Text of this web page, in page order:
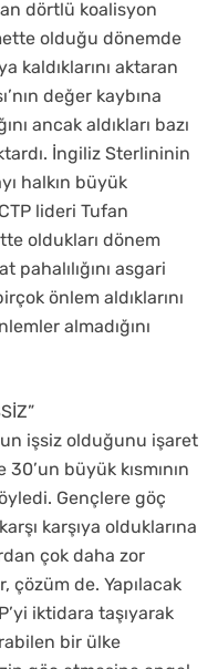
dörtlü koalisyon
olduğu dönemde
kaldıklarını aktaran
değer kaybına
ancak aldıkları bazı
İngiliz Sterlininin
halkın büyük
lideri Tufan
oldukları dönem
asgari
önlem aldıklarını
almadığını
işsiz olduğunu işaret
büyük kısmının
Gençlere göç
karşıya olduklarına
çok daha zor
çözüm de. Yapılacak
iktidara taşıyarak
bir ülke